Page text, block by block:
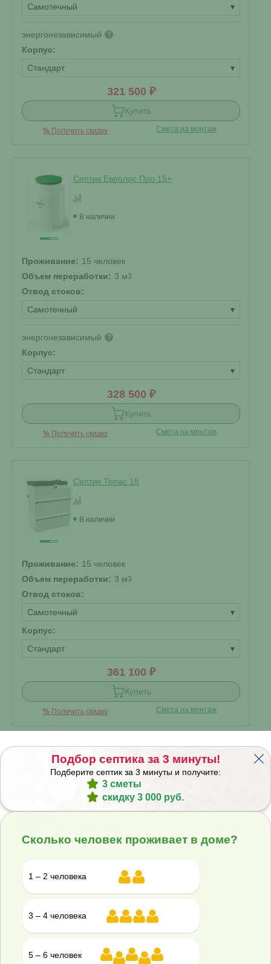
Самотечный
▾
энергонезависимый ?
Корпус:
Стандарт
▾
321 500 ₽
Купить
% Получить скидку Смета на монтаж
Септик Евролос Про 15+
В наличии
Проживание: 15 человек
Объем переработки: 3 м3
Отвод стоков:
Самотечный
▾
энергонезависимый ?
Корпус:
Стандарт
▾
328 500 ₽
Купить
% Получить скидку Смета на монтаж
Септик Топас 15
В наличии
Проживание: 15 человек
Объем переработки: 3 м3
Отвод стоков:
Самотечный
▾
Корпус:
Стандарт
▾
361 100 ₽
Купить
% Получить скидку Смета на монтаж
Септик Аквалос 15 R (h=2,28м) УН
В наличии
Проживание: 15 человек
Отвод стоков:
Самотечный
энергонезависимый ?
Корпус:
Стандарт
Подбор септика за 3 минуты!
Подберите септик за 3 минуты и получите:
3 сметы
скидку 3 000 руб.
Сколько человек проживает в доме?
1 – 2 человека
3 – 4 человека
5 – 6 человек